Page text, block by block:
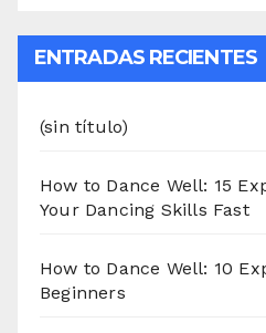
ENTRADAS RECIENTES
(sin título)
How to Dance Well: 15
Your Dancing Skills Fast
How to Dance Well: 10
Beginners